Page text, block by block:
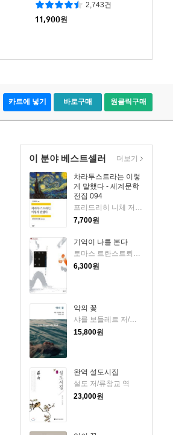
2,743건
11,900원
카트에 넣기 바로구매 원클릭구매
이 분야 베스트셀러
차라투스트라는 이렇
게 말했다 - 세계문학
전집 094
프리드리히 니체 저/장희창 역
7,700원
기억이 나를 본다
토마스 트란스트뢰메르 저/이경수 역
6,300원
악의 꽃
15,800원
완역 설도시집
설도 저/류창교 역
23,000원
더보기